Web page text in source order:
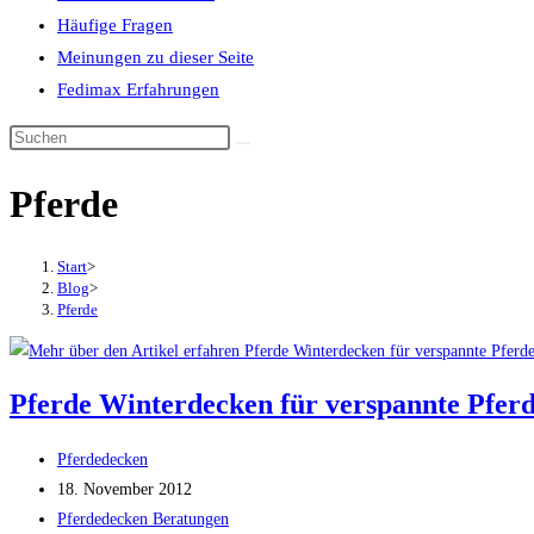
Häufige Fragen
Meinungen zu dieser Seite
Fedimax Erfahrungen
Diese
durchsuchen
Pferde
Start>
Blog>
Pferde
Pferde Winterdecken für verspannte
Beitrags-
Autor:
Pferdedecken
Beitrag
veröffentlicht:
18. November 2012
Beitrags-
Pferdedecken Beratungen